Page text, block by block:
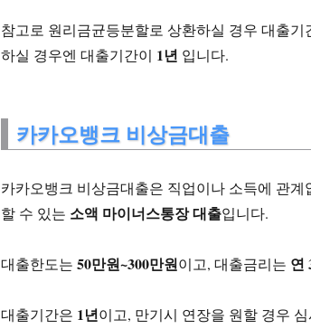
참고로 원리금균등분할로 상환하실 경우 대출기
하실 경우엔 대출기간이 1년 입니다.
카카오뱅크 비상금대출
카카오뱅크 비상금대출은 직업이나 소득에 관
할 수 있는 소액 마이너스통장 대출입니다.
대출한도는 50만원~300만원이고, 대출금리는 연
대출기간은 1년이고, 만기시 연장을 원할 경우